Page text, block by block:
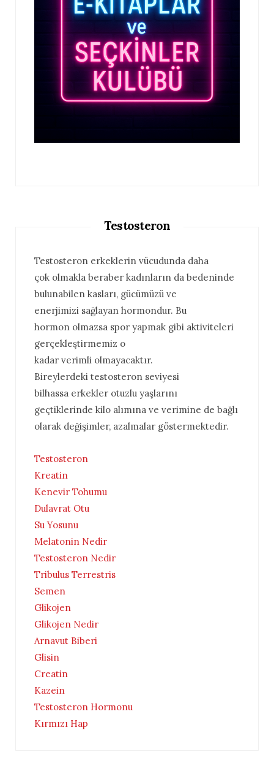
Testosteron
Testosteron erkeklerin vücudunda daha
çok olmakla beraber kadınların da bedeninde
bulunabilen kasları, gücümüzü ve
enerjimizi sağlayan hormondur. Bu
hormon olmazsa spor yapmak gibi aktiviteleri
gerçekleştirmemiz o
kadar verimli olmayacaktır.
Bireylerdeki testosteron seviyesi
bilhassa erkekler otuzlu yaşlarını
geçtiklerinde kilo alımına ve verimine de bağlı
olarak değişimler, azalmalar göstermektedir.
Testosteron
Kreatin
Kenevir Tohumu
Dulavrat Otu
Su Yosunu
Melatonin Nedir
Testosteron Nedir
Tribulus Terrestris
Semen
Glikojen
Glikojen Nedir
Arnavut Biberi
Glisin
Creatin
Kazein
Testosteron Hormonu
Kırmızı Hap